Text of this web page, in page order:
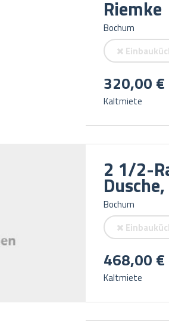
Riemke
Bochum
320,00 €
Kaltmiete
2 1/2-
Bochum
468,00 €
Kaltmiete